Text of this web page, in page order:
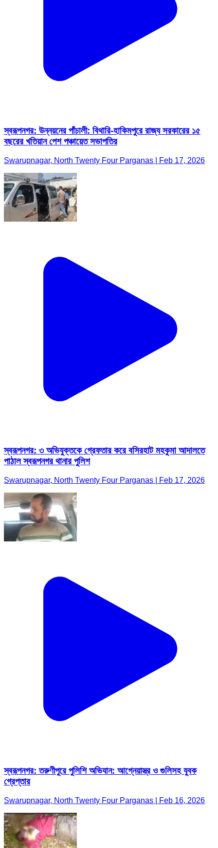
স্বরূপনগর: উন্নয়নের পাঁচালী: বিথারি-হাকিমপুরে রাজ্য সরকারের ১৫
বছরের খতিয়ান পেশ পঞ্চায়েত সভাপতির
Swarupnagar, North Twenty Four Parganas | Feb 17, 2026
স্বরূপনগর: ৩ অভিযুক্তকে গ্রেফতার করে বসিরহাট মহকুমা আদালতে
পাঠাল স্বরূপনগর থানার পুলিশ
Swarupnagar, North Twenty Four Parganas | Feb 17, 2026
স্বরূপনগর: তরুণীপুরে পুলিশি অভিযান: আগ্নেয়াস্ত্র ও গুলিসহ যুবক
গ্রেপ্তার
Swarupnagar, North Twenty Four Parganas | Feb 16, 2026